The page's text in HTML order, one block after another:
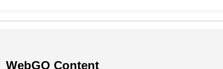
WebGO Content